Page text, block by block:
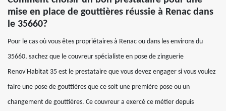
mise en place de gouttières réussie à Renac dans
le 35660?
Pour le cas où vous êtes propriétaires à Renac ou dans les environs du
35660, sachez que le couvreur spécialiste en pose de zinguerie
Renov'Habitat 35 est le prestataire que vous devez engager si vous voulez
faire une pose de gouttières que ce soit une première pose ou un
changement de gouttières. Ce couvreur a exercé ce métier depuis